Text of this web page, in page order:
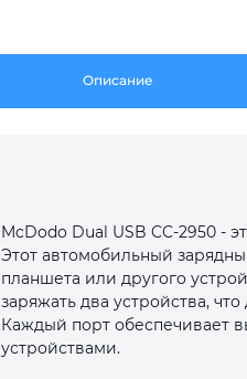
Описание
McDodo Dual USB CC-2950 -
Этот автомобильный
планшета или другого
заряжать два устройства,
Каждый порт обеспечивает
устройствами.